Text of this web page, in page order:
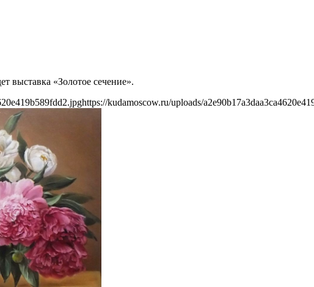
выставка «Золотое сечение».
https://kudamoscow.ru/uploads/